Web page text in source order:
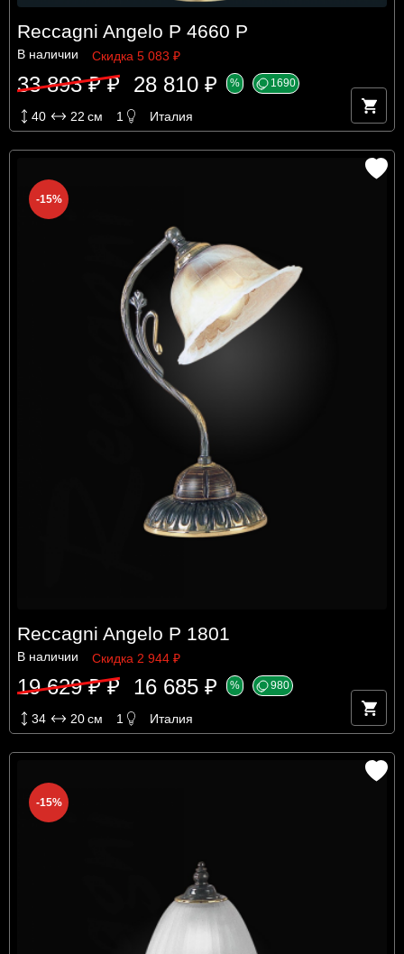
Reccagni Angelo P 4660 P
В наличии Скидка 5 083 ₽
33 893 ₽ ₽ 28 810 ₽ % 1690
40 22 см 1 Италия
-15%
Reccagni Angelo P 1801
В наличии Скидка 2 944 ₽
19 629 ₽ ₽ 16 685 ₽ % 980
34 20см 1 Италия
-15%